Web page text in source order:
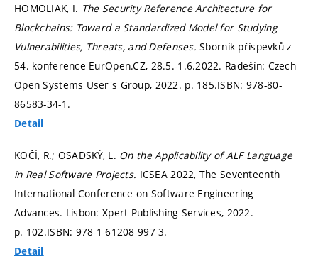
HOMOLIAK, I. The Security Reference Architecture for
Blockchains: Toward a Standardized Model for Studying
Vulnerabilities, Threats, and Defenses.Sborník příspevků z
54. konference EurOpen.CZ, 28.5.-1.6.2022. Radešín: Czech
Open Systems User's Group, 2022. p. 185.ISBN: 978-80-
86583-34-1.
Detail
KOČÍ, R.; OSADSKÝ, L. On the Applicability of ALF Language
in Real Software Projects. ICSEA 2022, The Seventeenth
International Conference on Software Engineering
Advances. Lisbon: Xpert Publishing Services, 2022.
p. 102.ISBN: 978-1-61208-997-3.
Detail